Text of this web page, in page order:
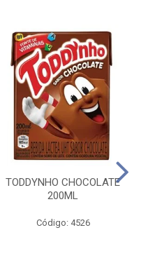
TODDYNHO CHOCOLATE
200ML
Código: 4526